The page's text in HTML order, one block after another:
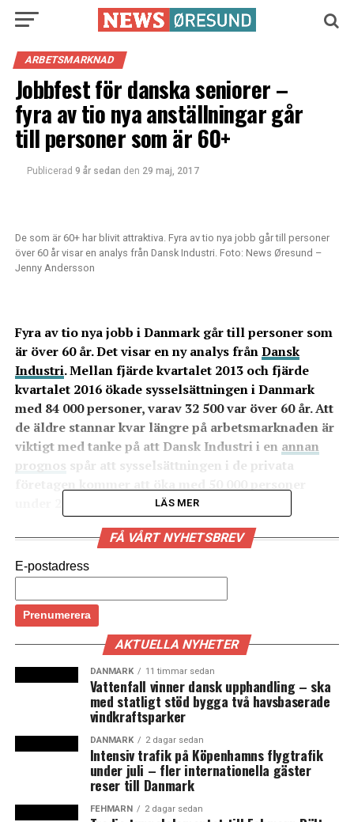
ARBETSMARKNAD
Jobbfest för danska seniorer –
fyra av tio nya anställningar går
till personer som är 60+
Publicerad 9 år sedan den 29 maj, 2017
De som är 60+ har blivit attraktiva. Fyra av tio nya jobb går till personer
över 60 år visar en analys från Dansk Industri. Foto: News Øresund –
Jenny Andersson
Fyra av tio nya jobb i Danmark går till personer som
är över 60 år. Det visar en ny analys frånDansk
Industri. Mellan fjärde kvartalet 2013 och fjärde
kvartalet 2016 ökade sysselsättningen i Danmark
med 84 000 personer, varav 32 500 var över 60 år. Att
de äldre stannar kvar längre på arbetsmarknaden är
viktigt med tanke på att Dansk Industri i en annan
prognos spår att sysselsättningen i de privata
– Om inte de äldre medarbetarna hade varit beredda att
stanna lite längre så hade vi inte kunnat få den
framgång och tillväxt som vi har haft. Vi har kommit in i
säger Steen Nielsen, underdirektör i Dansk Industri.
En annan förklaring till den ökade sysselsättningen i
60+ generationen är att möjligheten att pensionera sig
med så kallad efterlön ändrats så att åldern höjts till 62
år och kommer att höjas till 64 år under de kommande
Förutom att 4 av 10 nya jobb gått till 60+ personer så
har även sysselsättningen ökat kraftigt bland personer
Businessgjort där Dansk Industris analys kompletterat
LÄS MER
FÅ VÅRT NYHETSBREV
E-postadress
AKTUELLA NYHETER
DANMARK 11 timmar sedan
Vattenfall vinner dansk upphandling – ska
med statligt stöd bygga två havsbaserade
vindkraftsparker
DANMARK 2 dagar sedan
Intensiv trafik på Köpenhamns flygtrafik
under juli – fler internationella gäster
reser till Danmark
FEHMARN 2 dagar sedan